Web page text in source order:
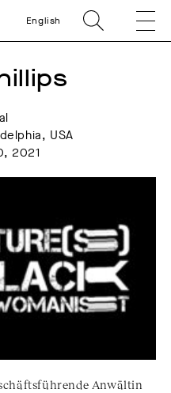
English
USA
2021
Anwältin